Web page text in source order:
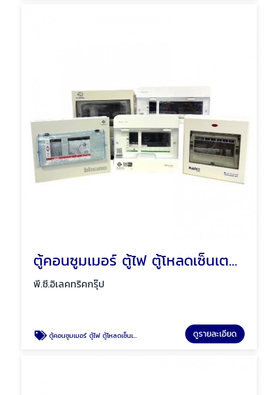
ตู้คอนซูมเมอร์ ตู้ไฟ ตู้โหลดเซ็นเตอร์ พัทยา ชลบุรี
พี.ซี.อิเลคทริคกรุ๊ป
ตู้คอนซูมเมอร์ ตู้ไฟ ตู้โหลดเซ็นเตอร์ พัทยา ชลบุรี ดูรายละเอียด